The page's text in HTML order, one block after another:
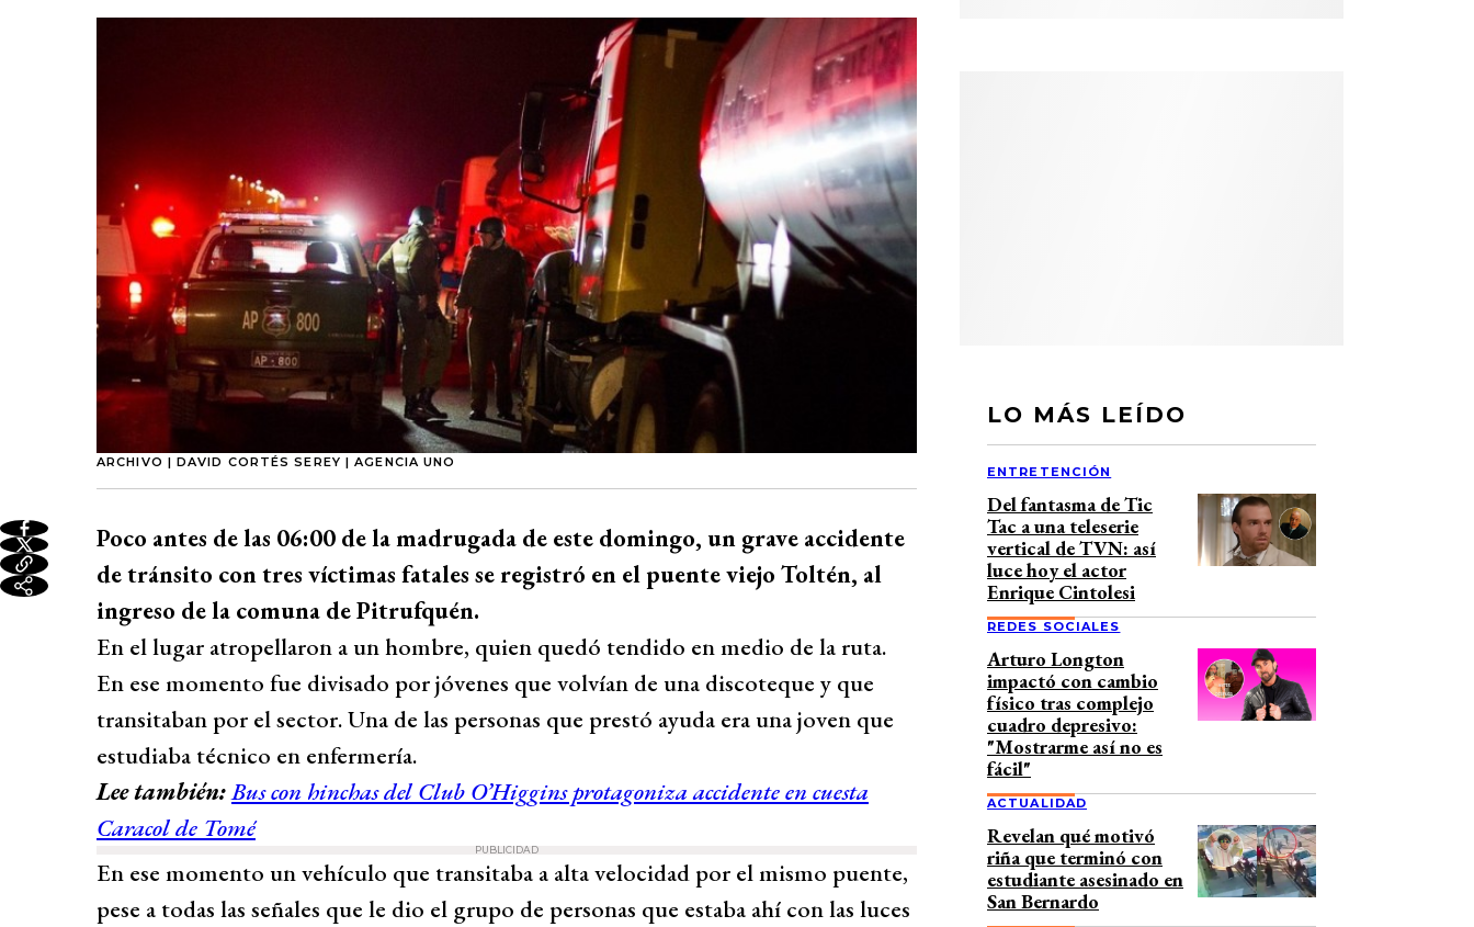
ARCHIVO | DAVID CORTÉS SEREY | AGENCIA UNO
Poco antes de las 06:00 de la madrugada de este domingo, un grave accidente
de tránsito con tres víctimas fatales se registró en el puente viejo Toltén, al
ingreso de la comuna de Pitrufquén.
En el lugar atropellaron a un hombre, quien quedó tendido en medio de la ruta.
En ese momento fue divisado por jóvenes que volvían de una discoteque y que
transitaban por el sector. Una de las personas que prestó ayuda era una joven que
estudiaba técnico en enfermería.
Lee también:Bus con hinchas del Club O’Higgins protagoniza accidente en cuesta
Caracol de Tomé
PUBLICIDAD
En ese momento un vehículo que transitaba a alta velocidad por el mismo puente,
pese a todas las señales que le dio el grupo de personas que estaba ahí con las luces
LO MÁS LEÍDO
ENTRETENCIÓN
Del fantasma de Tic
Tac a una teleserie
vertical de TVN: así
luce hoy el actor
Enrique Cintolesi
REDES SOCIALES
Arturo Longton
impactó con cambio
físico tras complejo
cuadro depresivo:
"Mostrarme así no es
fácil"
ACTUALIDAD
Revelan qué motivó
riña que terminó con
estudiante asesinado en
San Bernardo